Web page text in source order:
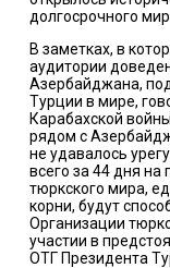
долгосрочного
В заметках, в
аудитории
Азербайджана,
Турции в мире,
Карабахской
рядом с
не удавалось
всего за 44 дня на
тюркского мира,
корни, будут
Организации
участии в
ОТГ Президента